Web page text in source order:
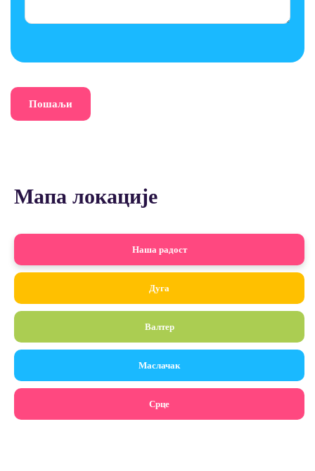
Мапа локације
Наша радост
Дуга
Валтер
Маслачак
Срце